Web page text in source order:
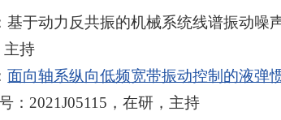
于动力反共振的机械系统线谱振动噪
主持
面向轴系纵向低频宽带振动控制的液弹
：2021J05115，在研，主持